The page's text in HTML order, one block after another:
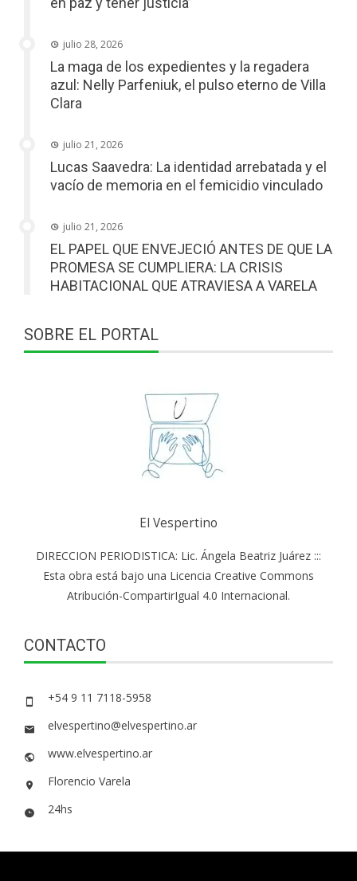
julio 28, 2026
La maga de los expedientes y la regadera
azul: Nelly Parfeniuk, el pulso eterno de Villa
Clara
julio 21, 2026
Lucas Saavedra: La identidad arrebatada y el
vacío de memoria en el femicidio vinculado
julio 21, 2026
EL PAPEL QUE ENVEJECIÓ ANTES DE QUE LA
PROMESA SE CUMPLIERA: LA CRISIS
HABITACIONAL QUE ATRAVIESA A VARELA
SOBRE EL PORTAL
El Vespertino
DIRECCION PERIODISTICA: Lic. Ángela Beatriz Juárez :::
Esta obra está bajo una Licencia Creative Commons
Atribución-CompartirIgual 4.0 Internacional.
CONTACTO
+54 9 11 7118-5958
elvespertino@elvespertino.ar
www.elvespertino.ar
Florencio Varela
24hs